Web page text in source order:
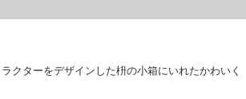
クターをデザインした枡の小箱にいれたかわいく